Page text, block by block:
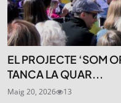
EL PROJECTE ‘SOM
TANCA LA QUAR...
Maig 20, 2026 13